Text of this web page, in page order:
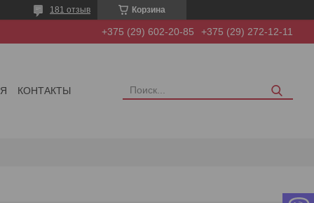
Корзина
181 отзыв
+375 (29) 602-20-85 +375 (29) 272-12-11
КОНТАКТЫ